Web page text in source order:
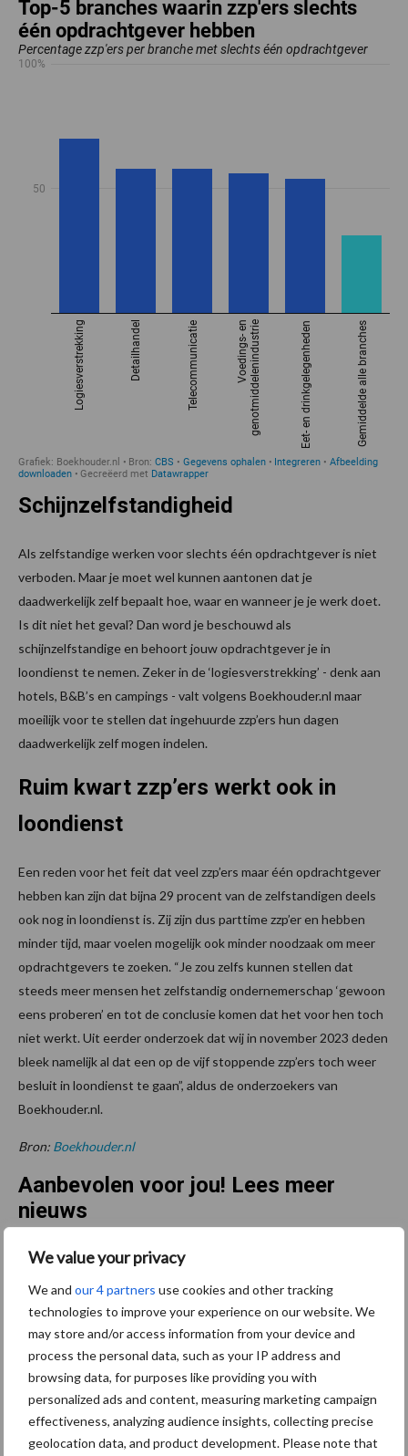
We value your privacy
We and our 4 partners use cookies and other tracking
technologies to improve your experience on our website. We
may store and/or access information from your device and
process the personal data, such as your IP address and
browsing data, for purposes like providing you with
personalized ads and content, measuring marketing campaign
effectiveness, analyzing audience insights, collecting precise
geolocation data, and product development. Please note that
Schijnzelfstandigheid
Als zelfstandige werken voor slechts één opdrachtgever is niet
verboden. Maar je moet wel kunnen aantonen dat je
daadwerkelijk zelf bepaalt hoe, waar en wanneer je je werk doet.
Is dit niet het geval? Dan word je beschouwd als
schijnzelfstandige en behoort jouw opdrachtgever je in
loondienst te nemen. Zeker in de ‘logiesverstrekking’ - denk aan
hotels, B&B’s en campings - valt volgens Boekhouder.nl maar
moeilijk voor te stellen dat ingehuurde zzp’ers hun dagen
daadwerkelijk zelf mogen indelen.
Ruim kwart zzp’ers werkt ook in
loondienst
Een reden voor het feit dat veel zzp’ers maar één opdrachtgever
hebben kan zijn dat bijna 29 procent van de zelfstandigen deels
ook nog in loondienst is. Zij zijn dus parttime zzp’er en hebben
minder tijd, maar voelen mogelijk ook minder noodzaak om meer
opdrachtgevers te zoeken. “Je zou zelfs kunnen stellen dat
steeds meer mensen het zelfstandig ondernemerschap ‘gewoon
eens proberen’ en tot de conclusie komen dat het voor hen toch
niet werkt. Uit eerder onderzoek dat wij in november 2023 deden
bleek namelijk al dat een op de vijf stoppende zzp’ers toch weer
besluit in loondienst te gaan”, aldus de onderzoekers van
Boekhouder.nl.
Bron: Boekhouder.nl
Aanbevolen voor jou! Lees meer
nieuws
Van onze partner The Legal
Company
Bescherming van
persoonsgegevens: grip op
de risico’s
Hervorming flexibele
arbeidscontracten kent